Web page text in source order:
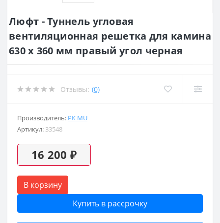
Люфт - Туннель угловая
вентиляционная решетка для камина
630 х 360 мм правый угол черная
Отзывы: (0)
Производитель: PK MU
Артикул: 33548
16 200 ₽
В корзину
Купить в рассрочку